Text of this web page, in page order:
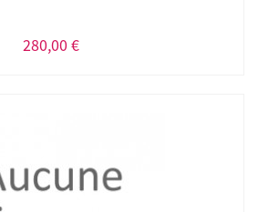
280,00 €